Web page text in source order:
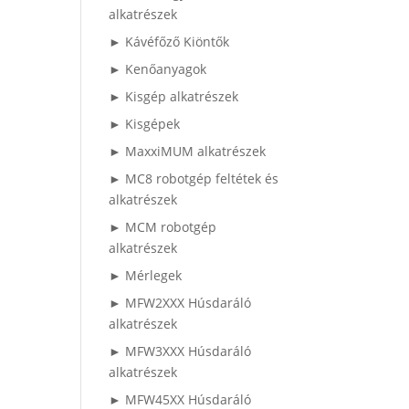
alkatrészek
► Kávéfőző Kiöntők
► Kenőanyagok
► Kisgép alkatrészek
► Kisgépek
► MaxxiMUM alkatrészek
► MC8 robotgép feltétek és
alkatrészek
► MCM robotgép
alkatrészek
► Mérlegek
► MFW2XXX Húsdaráló
alkatrészek
► MFW3XXX Húsdaráló
alkatrészek
► MFW45XX Húsdaráló